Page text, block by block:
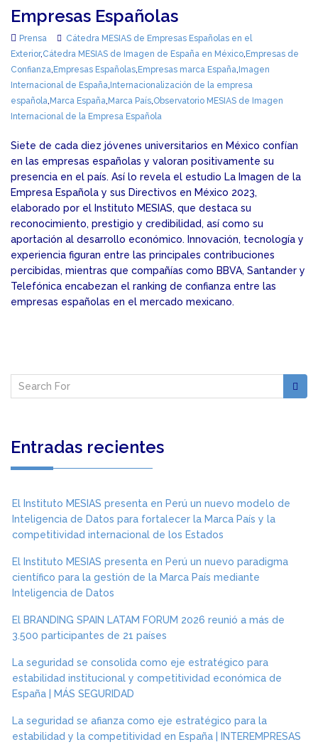
Empresas Españolas
Prensa
Cátedra MESIAS de Empresas Españolas en el
Exterior,Cátedra MESIAS de Imagen de España en México, Empresas de
Confianza, Empresas Españolas, Empresas marca España, Imagen
Internacional de España, Internacionalización de la empresa
española, Marca España, Marca País,Observatorio MESIAS de Imagen
Internacional de la Empresa Española
Siete de cada diez jóvenes universitarios en México confían
en las empresas españolas y valoran positivamente su
presencia en el país. Así lo revela el estudio La Imagen de la
Empresa Española y sus Directivos en México 2023,
elaborado por el Instituto MESIAS, que destaca su
reconocimiento, prestigio y credibilidad, así como su
aportación al desarrollo económico. Innovación, tecnología y
experiencia figuran entre las principales contribuciones
percibidas, mientras que compañías como BBVA, Santander y
Telefónica encabezan el ranking de confianza entre las
empresas españolas en el mercado mexicano.
Entradas recientes
El Instituto MESIAS presenta en Perú un nuevo modelo de
Inteligencia de Datos para fortalecer la Marca País y la
competitividad internacional de los Estados
El Instituto MESIAS presenta en Perú un nuevo paradigma
científico para la gestión de la Marca País mediante
Inteligencia de Datos
El BRANDING SPAIN LATAM FORUM 2026 reunió a más de
3.500 participantes de 21 países
La seguridad se consolida como eje estratégico para
estabilidad institucional y competitividad económica de
España | MÁS SEGURIDAD
La seguridad se afianza como eje estratégico para la
estabilidad y la competitividad en España | INTEREMPRESAS